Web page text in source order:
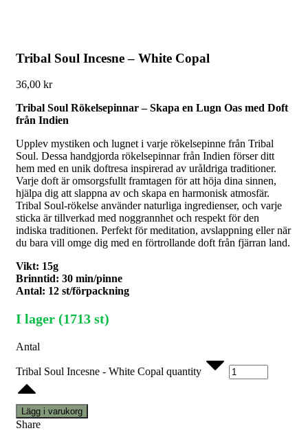
Tribal Soul Incesne – White Copal
36,00 kr
Tribal Soul Rökelsepinnar – Skapa en Lugn Oas med Doft
från Indien
Upplev mystiken och lugnet i varje rökelsepinne från Tribal
Soul. Dessa handgjorda rökelsepinnar från Indien förser ditt
hem med en unik doftresa inspirerad av uråldriga traditioner.
Varje doft är omsorgsfullt framtagen för att höja dina sinnen,
hjälpa dig att slappna av och skapa en harmonisk atmosfär.
Tribal Soul-rökelse använder naturliga ingredienser, och varje
sticka är tillverkad med noggrannhet och respekt för den
indiska traditionen. Perfekt för meditation, avslappning eller när
du bara vill omge dig med en förtrollande doft från fjärran land.
Vikt: 15g
Brinntid: 30 min/pinne
Antal: 12 st/förpackning
I lager (1713 st)
Antal
Tribal Soul Incesne - White Copal quantity
Lägg i varukorg
Share